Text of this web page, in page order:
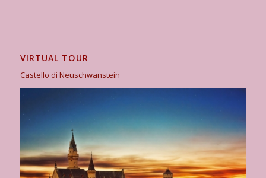
VIRTUAL TOUR
Castello di Neuschwanstein